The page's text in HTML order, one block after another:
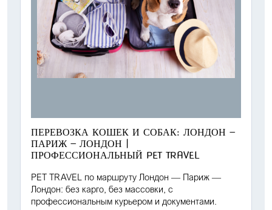
ПЕРЕВОЗКА КОШЕК И СОБАК: ЛОНДОН —
ПАРИЖ — ЛОНДОН |
ПРОФЕССИОНАЛЬНЫЙ PET TRAVEL
PET TRAVEL по маршруту Лондон — Париж —
Лондон: без карго, без массовки, с
профессиональным курьером и документами.